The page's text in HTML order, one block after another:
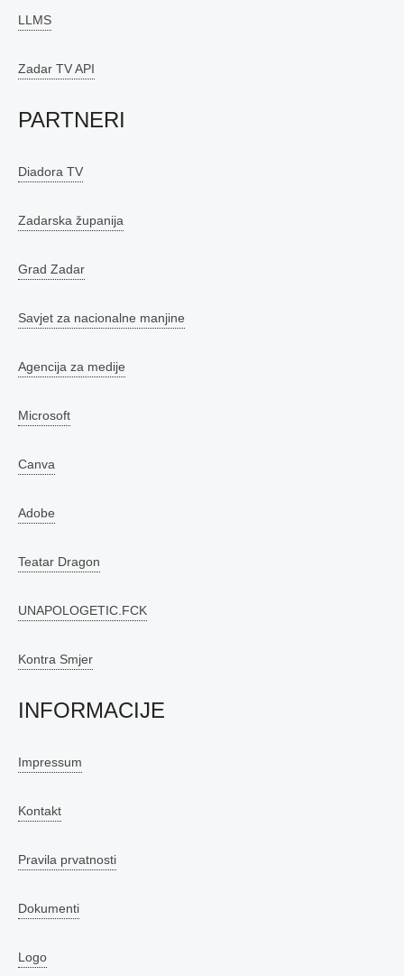
LLMS
Zadar TV API
PARTNERI
Diadora TV
Zadarska županija
Grad Zadar
Savjet za nacionalne manjine
Agencija za medije
Microsoft
Canva
Adobe
Teatar Dragon
UNAPOLOGETIC.FCK
Kontra Smjer
INFORMACIJE
Impressum
Kontakt
Pravila prvatnosti
Dokumenti
Logo